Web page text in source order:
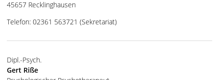
45657 Recklinghausen
Telefon: 02361 563721 (Sekretariat)
Dipl.-Psych.
Gert Riße